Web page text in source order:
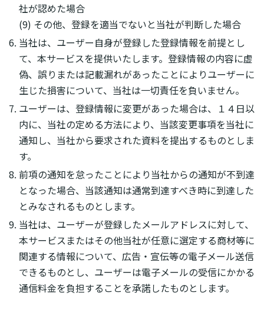
社が認めた場合
(9) その他、登録を適当でないと当社が判断した場合
当社は、ユーザー自身が登録した登録情報を前提とし
て、本サービスを提供いたします。登録情報の内容に虚
偽、誤りまたは記載漏れがあったことによりユーザーに
生じた損害について、当社は一切責任を負いません。
ユーザーは、登録情報に変更があった場合は、１４日以
内に、当社の定める方法により、当該変更事項を当社に
通知し、当社から要求された資料を提出するものとしま
す。
前項の通知を怠ったことにより当社からの通知が不到達
となった場合、当該通知は通常到達すべき時に到達した
とみなされるものとします。
当社は、ユーザーが登録したメールアドレスに対して、
本サービスまたはその他当社が任意に選定する商材等に
関連する情報について、広告・宣伝等の電子メール送信
できるものとし、ユーザーは電子メールの受信にかかる
通信料金を負担することを承諾したものとします。